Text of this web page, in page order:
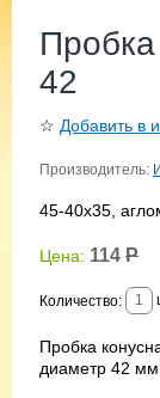
Пробка
42
☆ Добавить в
Производитель:
45-40х35,
Цена: 114 Р
Количество:
Пробка
диаметр 42 мм